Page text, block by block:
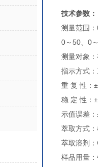
技术参数：
测量范围
0～50、0
测量对象
指示方式
重 复 性
稳 定 性：
示值误差
萃取方式
萃取溶剂
样品用量